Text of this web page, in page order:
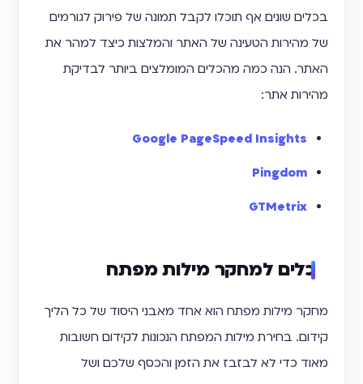
בכלים שונים אף תוכלו לקבל תמונה של פירוק לגורמים
של מהירות הטעינה של האתר והמלצות כיצד למהר את
האתר. הנה כמה מהכלים המומלצים ביותר לבדיקת
מהירות אתר:
Google PageSpeed Insights
Pingdom
GTMetrix
כלים למחקר מילות מפתח
מחקר מילות מפתח הוא אחד מאבני היסוד של כל הליך
קידום. בחירת מילות המפתח הנכונות לקידום חשובות
מאוד כדי לא לבזבז את הזמן והכסף שלכם ושל